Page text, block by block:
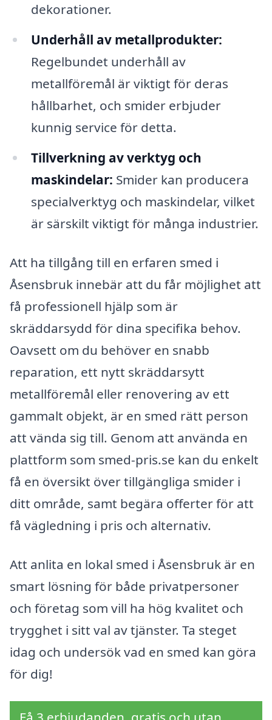
dekorationer.
Underhåll av metallprodukter:
Regelbundet underhåll av
metallföremål är viktigt för deras
hållbarhet, och smider erbjuder
kunnig service för detta.
Tillverkning av verktyg och
maskindelar: Smider kan producera
specialverktyg och maskindelar, vilket
är särskilt viktigt för många industrier.
Att ha tillgång till en erfaren smed i
Åsensbruk innebär att du får möjlighet att
få professionell hjälp som är
skräddarsydd för dina specifika behov.
Oavsett om du behöver en snabb
reparation, ett nytt skräddarsytt
metallföremål eller renovering av ett
gammalt objekt, är en smed rätt person
att vända sig till. Genom att använda en
plattform som smed-pris.se kan du enkelt
få en översikt över tillgängliga smider i
ditt område, samt begära offerter för att
få vägledning i pris och alternativ.
Att anlita en lokal smed i Åsensbruk är en
smart lösning för både privatpersoner
och företag som vill ha hög kvalitet och
trygghet i sitt val av tjänster. Ta steget
idag och undersök vad en smed kan göra
för dig!